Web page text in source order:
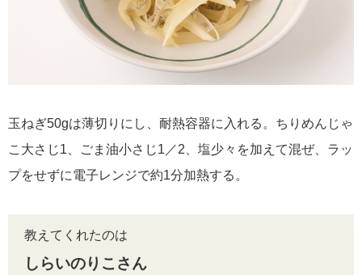
玉ねぎ50gは薄切りにし、耐熱容器に入れる。ちりめんじゃ
こ大さじ1、ごま油小さじ1／2、塩少々を加えて混ぜ、ラッ
プをせずに電子レンジで約1分加熱する。
教えてくれたのは
しらいのりこさん